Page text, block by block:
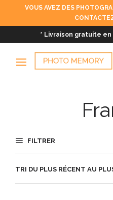
VOUS AVEZ DES
* Livraison gratuite
FILTRER